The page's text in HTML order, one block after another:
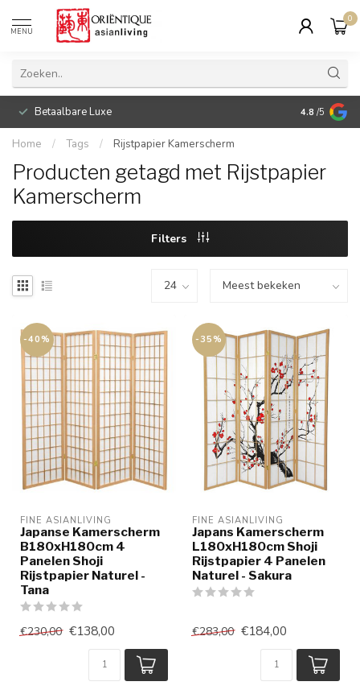
MENU
0
Betaalbare Luxe 4.8 /5
Home / Tags / Rijstpapier Kamerscherm
Producten getagd met Rijstpapier
Kamerscherm
Filters
-40%
FINE ASIANLIVING
Japanse Kamerscherm
B180xH180cm 4
Panelen Shoji
Rijstpapier Naturel -
Tana
€230,00 €138,00
-35%
FINE ASIANLIVING
Japans Kamerscherm
L180xH180cm Shoji
Rijstpapier 4 Panelen
Naturel - Sakura
€283,00 €184,00